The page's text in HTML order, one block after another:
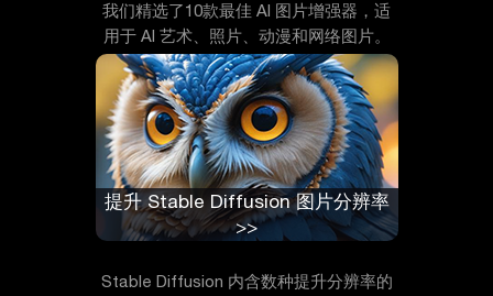
我们精选了10款最佳 AI 图片增强器，适
用于 AI 艺术、照片、动漫和网络图片。
提升 Stable Diffusion 图片分辨率
>>
Stable Diffusion 内含数种提升分辨率的